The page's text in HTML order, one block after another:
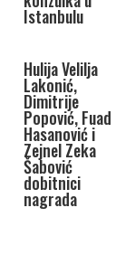
Istanbulu
Hulija Velilja
Lakonić,
Dimitrije
Popović, Fuad
Hasanović i
Zejnel Zeka
Šabović
dobitnici
nagrada